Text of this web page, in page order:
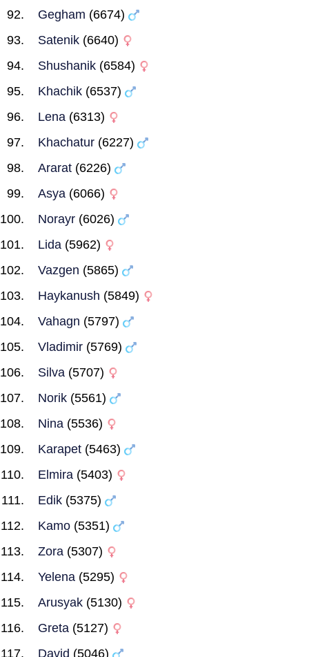
Gegham (6674)
Satenik (6640)
Shushanik (6584)
Khachik (6537)
Lena (6313)
Khachatur (6227)
Ararat (6226)
Asya (6066)
Norayr (6026)
Lida (5962)
Vazgen (5865)
Haykanush (5849)
Vahagn (5797)
Vladimir (5769)
Silva (5707)
Norik (5561)
Nina (5536)
Karapet (5463)
Elmira (5403)
Edik (5375)
Kamo (5351)
Zora (5307)
Yelena (5295)
Arusyak (5130)
Greta (5127)
David (5046)